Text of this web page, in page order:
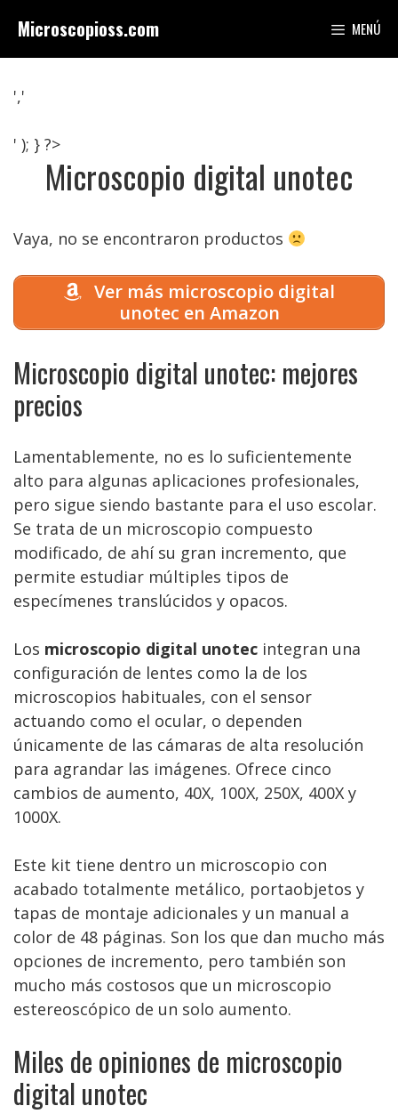
contenido
Microscopioss.com MENÚ
','
' ); } ?>
Microscopio digital unotec
Vaya, no se encontraron productos
Ver más microscopio digital
unotec en Amazon
Microscopio digital unotec: mejores
precios
Lamentablemente, no es lo suficientemente
alto para algunas aplicaciones profesionales,
pero sigue siendo bastante para el uso escolar.
Se trata de un microscopio compuesto
modificado, de ahí su gran incremento, que
permite estudiar múltiples tipos de
especímenes translúcidos y opacos.
Los microscopio digital unotec integran una
configuración de lentes como la de los
microscopios habituales, con el sensor
actuando como el ocular, o dependen
únicamente de las cámaras de alta resolución
para agrandar las imágenes. Ofrece cinco
cambios de aumento, 40X, 100X, 250X, 400X y
1000X.
Este kit tiene dentro un microscopio con
acabado totalmente metálico, portaobjetos y
tapas de montaje adicionales y un manual a
color de 48 páginas. Son los que dan mucho más
opciones de incremento, pero también son
mucho más costosos que un microscopio
estereoscópico de un solo aumento.
Miles de opiniones de microscopio
digital unotec